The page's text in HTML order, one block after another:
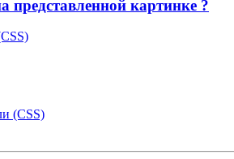
представленной картинке ?
(CSS)